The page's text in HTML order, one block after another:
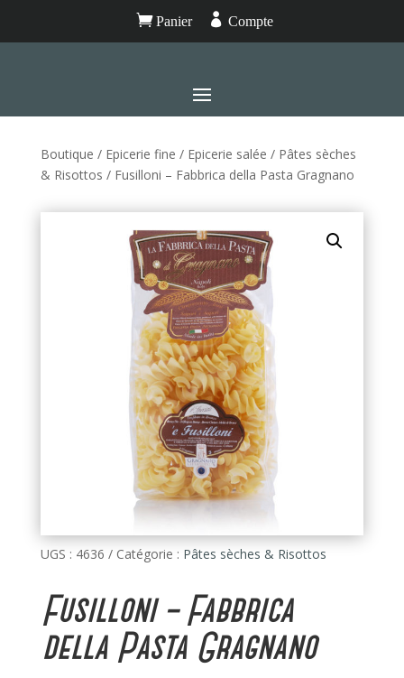
Panier  Compte
Boutique / Epicerie fine / Epicerie salée / Pâtes sèches
& Risottos / Fusilloni – Fabbrica della Pasta Gragnano
UGS : 4636 Catégorie : Pâtes sèches & Risottos
Fusilloni – Fabbrica
della Pasta Gragnano